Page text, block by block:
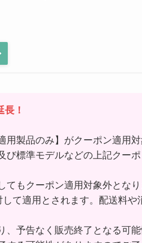
長！
製品のみ】がクーポン適用対
標準モデルなどの上記クー
もクーポン適用対象外となり
て適用とされます。配送料や
予告なく販売終了となる可能